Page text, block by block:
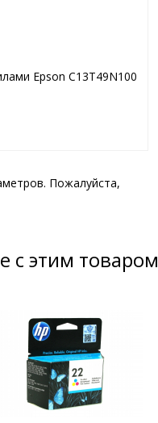
Epson C13T49N100
Пожалуйста,
с этим товаром